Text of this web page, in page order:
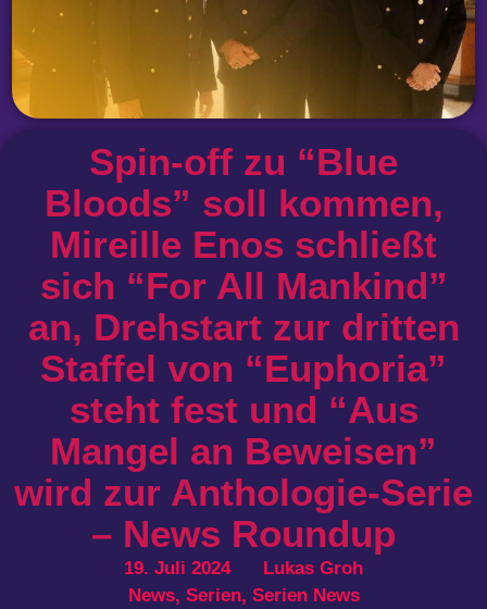
Spin-off zu “Blue
Bloods” soll kommen,
Mireille Enos schließt
sich “For All Mankind”
an, Drehstart zur dritten
Staffel von “Euphoria”
steht fest und “Aus
Mangel an Beweisen”
wird zur Anthologie-Serie
– News Roundup
19. Juli 2024
Lukas Groh
News, Serien, Serien News